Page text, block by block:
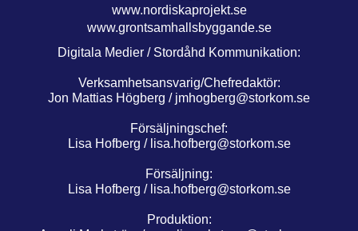
www.nordiskaprojekt.se
www.grontsamhallsbyggande.se
Digitala Medier / Stordåhd Kommunikation:
Verksamhetsansvarig/Chefredaktör:
Jon Mattias Högberg / jmhogberg@storkom.se
Försäljningschef:
Lisa Hofberg / lisa.hofberg@storkom.se
Försäljning:
Lisa Hofberg / lisa.hofberg@storkom.se
Produktion: